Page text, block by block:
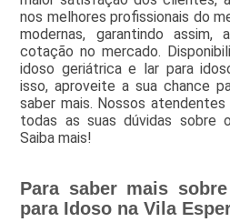
nos melhores profissionais do
modernas, garantindo
cotação no mercado.
idoso geriátrica e lar para
isso, aproveite a sua chance
saber mais. Nossos
todas as suas dúvidas sobre
Saiba mais!
Para saber mais
para Idoso na Vila